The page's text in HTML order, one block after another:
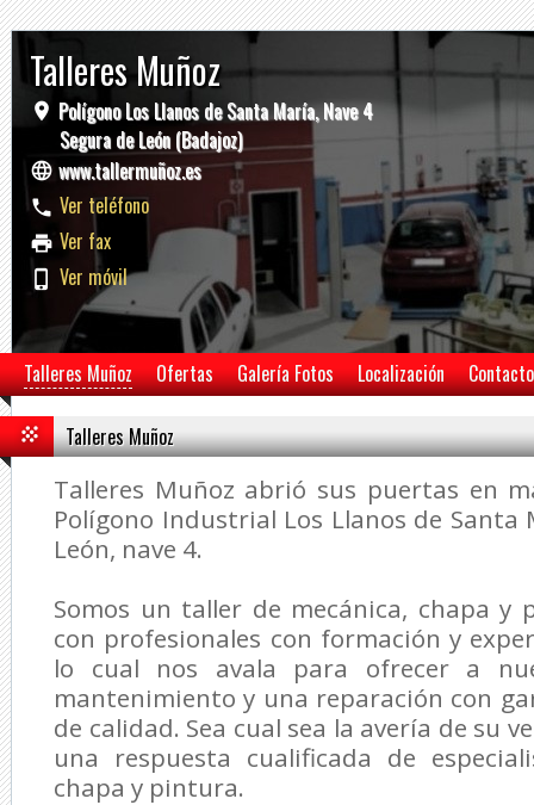
Talleres Muñoz
Polígono Los Llanos de Santa María, Nave 4
Segura de León (Badajoz)
www.tallermuñoz.es
Ver teléfono
Ver fax
Ver móvil
Talleres Muñoz Ofertas Galería Fotos Localización
Talleres Muñoz
Talleres Muñoz abrió sus puertas en
Polígono Industrial Los Llanos de Santa
León, nave 4.
Somos un taller de mecánica, chapa y
con profesionales con formación y
lo cual nos avala para ofrecer a
mantenimiento y una reparación con
de calidad. Sea cual sea la avería de su
una respuesta cualificada de
chapa y pintura.